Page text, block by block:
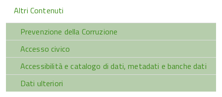
Altri Contenuti
Prevenzione della Corruzione
Accesso civico
Accessibilità e catalogo di dati, metadati e banche dati
Dati ulteriori